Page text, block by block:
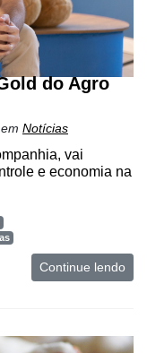
do Agro
em Notícias
vai
e economia na
Continue lendo